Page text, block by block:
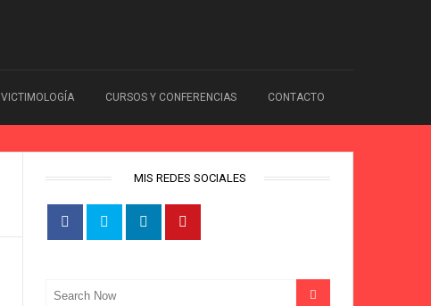
VICTIMOLOGÍA CURSOS Y CONFERENCIAS CONTACTO
MIS REDES SOCIALES